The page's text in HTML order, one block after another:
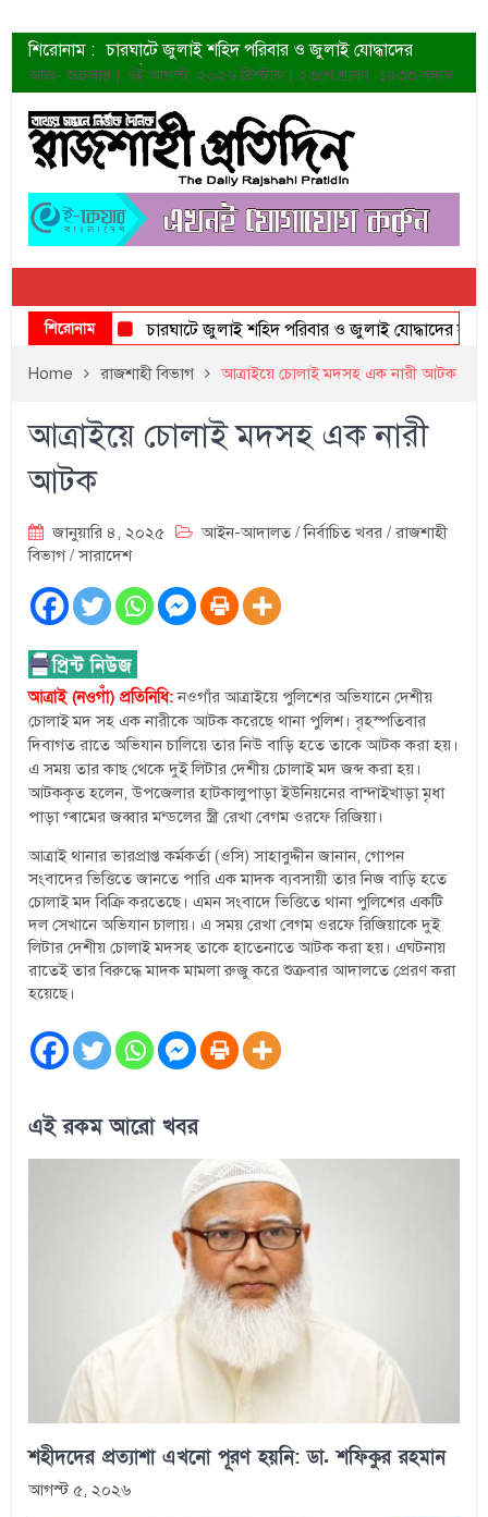
শিরোনাম : চারঘাটে জুলাই শহিদ পরিবার ও জুলাই যোদ্ধাদের
সংবর্ধনা
শহীদদের প্রত্যাশা এখনো পূরণ হয়নি: ডা. শফিকুর রহমান
ত্বক ভালো রাখতে যে ৫ কাজ করবেন
জুলাই স্মৃতি জাদুঘরের দুয়ার খুলেছে উদ্বোধন করলেন
প্রধানমন্ত্রী
শাহরুখের নতুন সিনেমার লুক
কোয়ার্টার ফাইনালে নেইমারের দুর্দান্ত অ্যাসিস্টে সান্তোস
ডেনিস লিয়ামিন রাশিয়ার ড্রোন বাহিনীর প্রধান হলেন
জুলাই শহিদদের আত্মত্যাগ জাতি চিরকাল শ্রদ্ধার সাথে
আজ- শুক্রবার | ৭ই আগস্ট, ২০২৬ খ্রিস্টাব্দ | ২৩শে শ্রাবণ, ১৪৩৩ বঙ্গাব্দ
শিরোনাম চারঘাটে জুলাই শহিদ পরিবার ও জুলাই যোদ্ধাদের সংবর্ধনা
Home রাজশাহী বিভাগ আত্রাইয়ে চোলাই মদসহ এক নারী আটক
আত্রাইয়ে চোলাই মদসহ এক নারী
আটক
জানুয়ারি ৪, ২০২৫ আইন-আদালত /নির্বাচিত খবর /রাজশাহী
বিভাগ/সারাদেশ
আত্রাই (নওগাঁ) প্রতিনিধি:নওগাঁর আত্রাইয়ে পুলিশের অভিযানে দেশীয়
চোলাই মদ সহ এক নারীকে আটক করেছে থানা পুলিশ। বৃহস্পতিবার
দিবাগত রাতে অভিযান চালিয়ে তার নিউ বাড়ি হতে তাকে আটক করা হয়।
এ সময় তার কাছ থেকে দুই লিটার দেশীয় চোলাই মদ জব্দ করা হয়।
আটককৃত হলেন, উপজেলার হাটকালুপাড়া ইউনিয়নের বান্দাইখাড়া মৃধা
পাড়া গ্ৰামের জব্বার মন্ডলের স্ত্রী রেখা বেগম ওরফে রিজিয়া।
আত্রাই থানার ভারপ্রাপ্ত কর্মকর্তা (ওসি) সাহাবুদ্দীন জানান, গোপন
সংবাদের ভিত্তিতে জানতে পারি এক মাদক ব্যবসায়ী তার নিজ বাড়ি হতে
চোলাই মদ বিক্রি করতেছে। এমন সংবাদে ভিত্তিতে থানা পুলিশের একটি
দল সেখানে অভিযান চালায়। এ সময় রেখা বেগম ওরফে রিজিয়াকে দুই
লিটার দেশীয় চোলাই মদসহ তাকে হাতেনাতে আটক করা হয়। এঘটনায়
রাতেই তার বিরুদ্ধে মাদক মামলা রুজু করে শুক্রবার আদালতে প্রেরণ করা
হয়েছে।
এই রকম আরো খবর
শহীদদের প্রত্যাশা এখনো পূরণ হয়নি: ডা. শফিকুর রহমান
আগস্ট ৫, ২০২৬